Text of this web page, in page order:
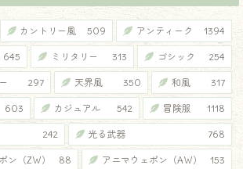
カントリー風 509 アンティーク 1394
645 ミリタリー 313 ゴシック 254
297 天界風 350 和風 317
603 カジュアル 542 冒険服 1118
242 光る武器 768
ン（ZW） 88 アニマウェポン（AW） 153